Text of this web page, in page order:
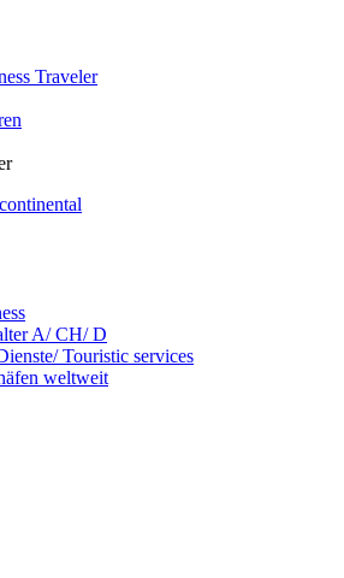
Traveler
A/ CH/ D
Touristic services
weltweit